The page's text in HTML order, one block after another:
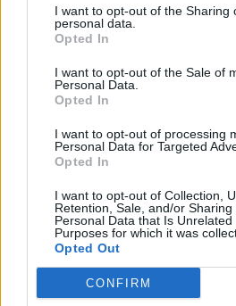
I want to opt-out of the Sharing
personal data.
Opted In
I want to opt-out of the Sale of
Personal Data.
Opted In
I want to opt-out of processing
Personal Data for Targeted
Opted In
I want to opt-out of Collection,
Retention, Sale, and/or Sharing
Personal Data that Is Unrelated
Purposes for which it was
Opted Out
CONFIRM
07 sierpnia 2026 | 15:28
Kard. Pizzaballa: chrześcijanie
07 sierpnia 2026 | 12:49
07 sierpnia 2026 | 12:10
Watykan: opublikowano program
07 sierpnia 2026 | 11:43
Przeor Jasnej Góry: „W pieszym
niezwykłego”
07 sierpnia 2026 | 11:29